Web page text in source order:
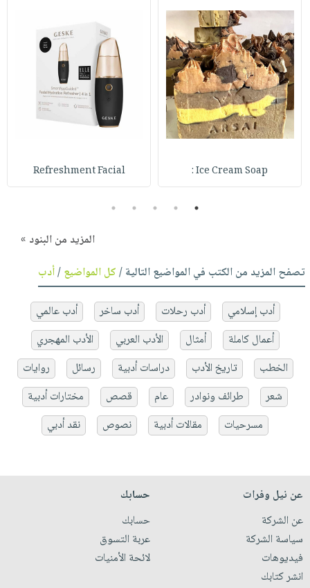
Ice Cream Soap :
Refreshment Facial
1
2
3
4
5
المزيد من البنود »
تصفح المزيد من الكتب في المواضيع التالية /كل المواضيع/أدب
أدب إسلامي أدب رحلات أدب ساخر
أدب عالمي
أعمال كاملة
أمثال الأدب العربي
الأدب المهجري
الخطب
تاريخ الأدب دراسات أدبية رسائل
روايات
شعر
طرائف ونوادر عام قصص
مختارات أدبية
مسرحيات
مقالات أدبية نصوص نقد أدبي
عن نيل وفرات
عن الشركة
سياسة الشركة
فيديوهات
انشر كتابك
حسابك
حسابك
عربة التسوق
لائحة الأمنيات